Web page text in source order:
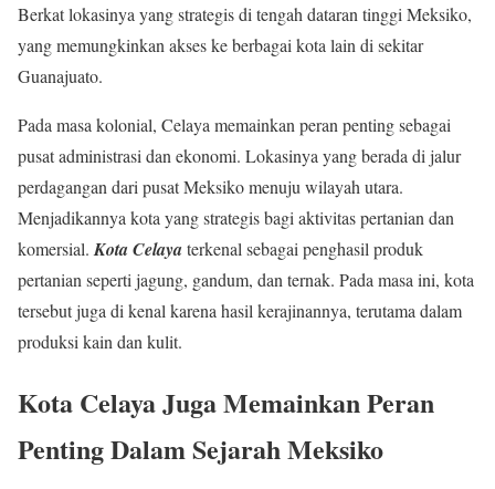
Berkat lokasinya yang strategis di tengah dataran tinggi Meksiko,
yang memungkinkan akses ke berbagai kota lain di sekitar
Guanajuato.
Pada masa kolonial, Celaya memainkan peran penting sebagai
pusat administrasi dan ekonomi. Lokasinya yang berada di jalur
perdagangan dari pusat Meksiko menuju wilayah utara.
Menjadikannya kota yang strategis bagi aktivitas pertanian dan
komersial. Kota Celayaterkenal sebagai penghasil produk
pertanian seperti jagung, gandum, dan ternak. Pada masa ini, kota
tersebut juga di kenal karena hasil kerajinannya, terutama dalam
produksi kain dan kulit.
Kota Celaya Juga Memainkan Peran
Penting Dalam Sejarah Meksiko